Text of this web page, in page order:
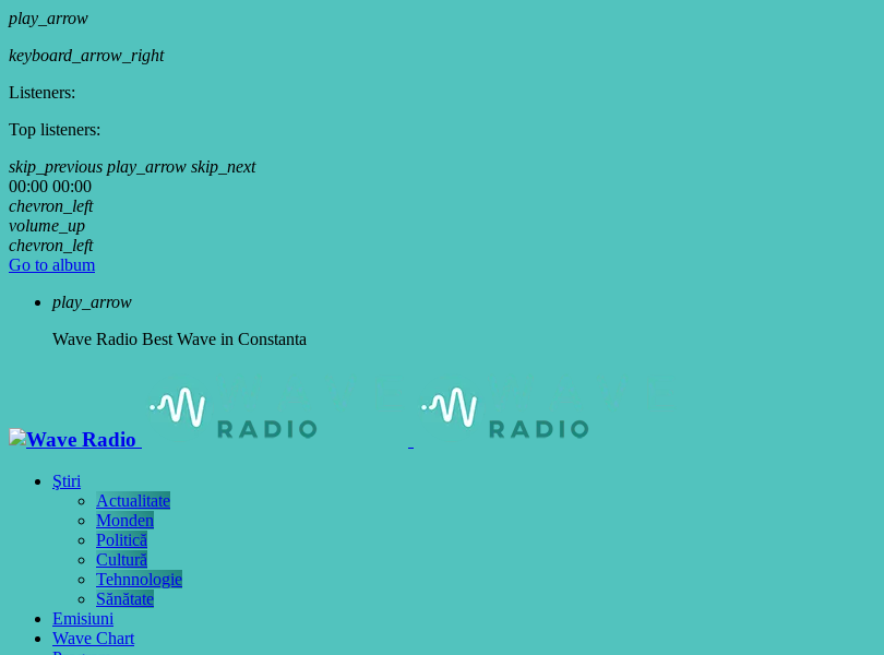
play_arrow
keyboard_arrow_right
Listeners:
Top listeners:
skip_previous play_arrow skip_next
00:00 00:00
chevron_left
volume_up
chevron_left
Go to album
play_arrow
Wave Radio Best Wave in Constanta
Ştiri
Actualitate
Monden
Politică
Cultură
Tehnnologie
Sănătate
Emisiuni
Wave Chart